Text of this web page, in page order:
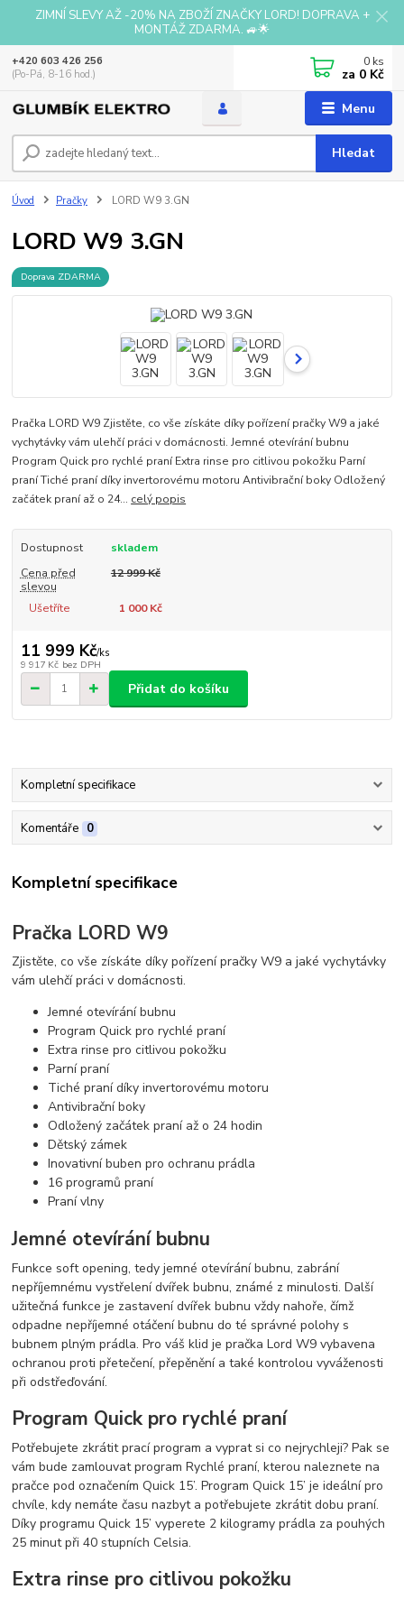
ZIMNÍ SLEVY AŽ -20% NA ZBOŽÍ ZNAČKY LORD! DOPRAVA +
MONTÁŽ ZDARMA. 🚙🌟
Menu
Hledat
+420 603 426 256
(Po-Pá, 8-16 hod.)
0 ks
za 0 Kč
Úvod Pračky LORD W9 3.GN
LORD W9 3.GN
Doprava ZDARMA
Pračka LORD W9 Zjistěte, co vše získáte díky pořízení pračky W9 a jaké
vychytávky vám ulehčí práci v domácnosti. Jemné otevírání bubnu
Program Quick pro rychlé praní Extra rinse pro citlivou pokožku Parní
praní Tiché praní díky invertorovému motoru Antivibrační boky Odložený
začátek praní až o 24... celý popis
Dostupnost
skladem
Cena před
slevou
12 999 Kč
Ušetříte 1 000 Kč
11 999 Kč/ks
9 917 Kč bez DPH
Přidat do košíku
Kompletní specifikace
Komentáře 0
Kompletní specifikace
Pračka LORD W9
Zjistěte, co vše získáte díky pořízení pračky W9 a jaké vychytávky
vám ulehčí práci v domácnosti.
Jemné otevírání bubnu
Program Quick pro rychlé praní
Extra rinse pro citlivou pokožku
Parní praní
Tiché praní díky invertorovému motoru
Antivibrační boky
Odložený začátek praní až o 24 hodin
Dětský zámek
Inovativní buben pro ochranu prádla
16 programů praní
Praní vlny
Jemné otevírání bubnu
Funkce soft opening, tedy jemné otevírání bubnu, zabrání
nepříjemnému vystřelení dvířek bubnu, známé z minulosti. Další
užitečná funkce je zastavení dvířek bubnu vždy nahoře, čímž
odpadne nepříjemné otáčení bubnu do té správné polohy s
bubnem plným prádla. Pro váš klid je pračka Lord W9 vybavena
ochranou proti přetečení, přepěnění a také kontrolou vyváženosti
při odstřeďování.
Program Quick pro rychlé praní
Potřebujete zkrátit prací program a vyprat si co nejrychleji? Pak se
vám bude zamlouvat program Rychlé praní, kterou naleznete na
pračce pod označením Quick 15’. Program Quick 15’ je ideální pro
chvíle, kdy nemáte času nazbyt a potřebujete zkrátit dobu praní.
Díky programu Quick 15’ vyperete 2 kilogramy prádla za pouhých
25 minut při 40 stupních Celsia.
Extra rinse pro citlivou pokožku